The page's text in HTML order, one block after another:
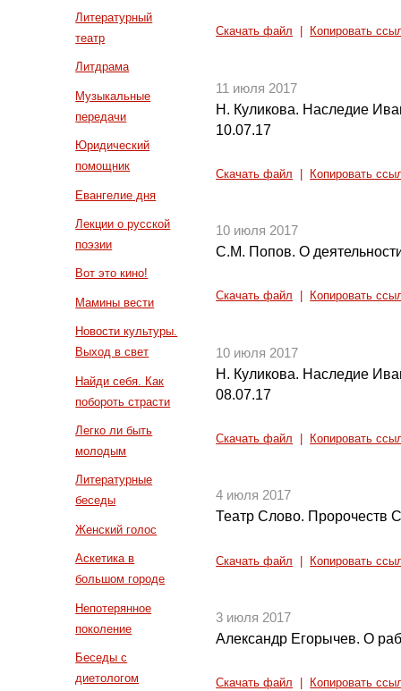
Литературный
театр
Литдрама
Музыкальные
передачи
Юридический
помощник
Евангелие дня
Лекции о русской
поэзии
Вот это кино!
Мамины вести
Новости культуры.
Выход в свет
Найди себя. Как
побороть страсти
Легко ли быть
молодым
Литературные
беседы
Женский голос
Аскетика в
большом городе
Непотерянное
поколение
Беседы с
диетологом
Скачать файл Копировать
11 июля 2017
Н. Куликова. Наследие
10.07.17
Скачать файл Копировать
10 июля 2017
С.М. Попов. О
Скачать файл Копировать
10 июля 2017
Н. Куликова. Наследие
08.07.17
Скачать файл Копировать
4 июля 2017
Театр Слово. Пророчеств
Скачать файл Копировать
3 июля 2017
Александр Егорычев. О
Скачать файл Копировать